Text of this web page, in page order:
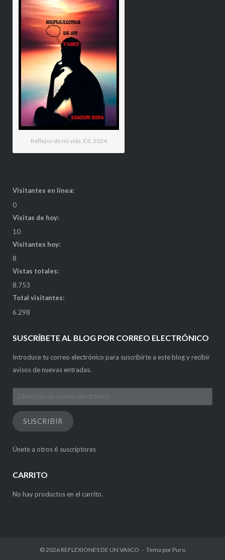
Reflejos de mi vida. Ed. 2024
Visitantes en línea:
0
Visitas de hoy:
10
Visitantes hoy:
8
Vistas totales:
8.753
Total visitantes:
6.298
SUSCRÍBETE AL BLOG POR CORREO ELECTRÓNICO
Introduce tu correo electrónico para suscribirte a este blog y recibir
avisos de nuevas entradas.
Dirección
de
correo
electrónico
SUSCRIBIR
Únete a otros 6 suscriptores
CARRITO
No hay productos en el carrito.
© 2026 REFLEXIONES DE UN VASCO Tema por Puro